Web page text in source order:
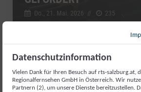
Do., 21. Mai. 2026 // 235
Puls
Datenschutzinformation
Vielen Dank für Ihren Besuch auf rts-salzburg.at,
Regionalfernsehen GmbH in Österreich. Wir
Partnern (2), um unsere Dienste bereitzustellen.